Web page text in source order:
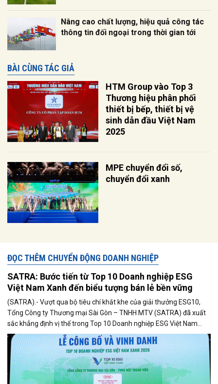
Nâng cao chất lượng, hiệu quả công tác
thông tin đối ngoại trong thời gian tới
BÀI CÙNG TÁC GIẢ
HTM Group vào Top 3
Thương hiệu phân phối
thiết bị bếp, thiết bị vệ
sinh dẫn đầu Việt Nam
2025
MPE chuyển đổi số,
chuyển đổi xanh
ĐỌC THÊM CHUYỂN ĐỘNG DOANH NGHIỆP
SATRA: Bước tiến từ Top 10 Doanh nghiệp ESG
Việt Nam Xanh đến biểu tượng bán lẻ bền vững
(SATRA).- Vượt qua bộ tiêu chí khắt khe của giải thưởng ESG10,
Tổng Công ty Thương mại Sài Gòn – TNHH MTV (SATRA) đã xuất
sắc khẳng định vị thế trong Top 10 Doanh nghiệp ESG Việt Nam
Xanh 2026. Sự kiện này gửi đi một thông điệp mạnh mẽ về cục diện
mới của ngành bán lẻ Việt Nam, nơi doanh thu thuần túy phải
nhường chỗ cho sự phát triển hài hòa giữa kinh tế, xã hội và môi
trường. Trong đó, SATRA đang nổi lên như một hạt nhân tiên
phong, chứng minh tầm vóc của một doanh nghiệp Nhà nước hiện